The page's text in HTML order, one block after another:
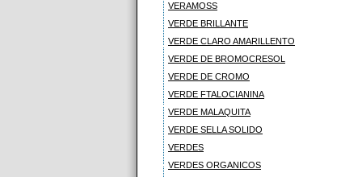
VERAMOSS
VERDE BRILLANTE
VERDE CLARO AMARILLENTO
VERDE DE BROMOCRESOL
VERDE DE CROMO
VERDE FTALOCIANINA
VERDE MALAQUITA
VERDE SELLA SOLIDO
VERDES
VERDES ORGANICOS